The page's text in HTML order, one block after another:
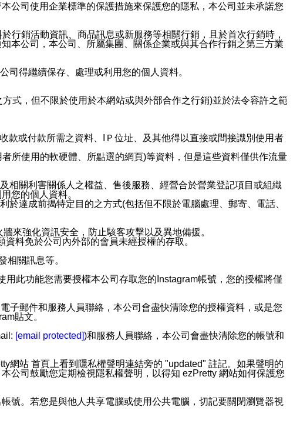
公司使用企業標準的保護措施來保護您的隱私，本公司並未承諾您
行銷活動資訊、商品訊息或新服務等相關行銷，且於首次行銷時，
本公司，本公司、所屬集團、關係企業或與其合作行銷之第三方業
司得繼續保存、處理或利用您的個人資料。
式，但不限於使用於本網站或與外部合作之行銷)並於法令容許之範
款或付款所需之資料、IＰ位址、及其他得以直接或間接識別使用者
所使用的軟硬體、所點選的網頁)等資料，但是這些資料僅供作流量
相關利害關係人之權益、售後服務、經營合於營業登記項目或組織
您的個人資料。
達成前揭特定目的之方式(包括但不限於電腦處理、郵寄、電話、
來強化資訊安全，防止駭客攻擊以及異地備援。
料免於公司內外部的會員未經授權的存取。
相關訊息等。
此功能您需要授權本公司存取您的Instagram帳號，您的授權將僅
子郵件和服務人員聯絡，本公司會盡快清除您的授權資料，或是您
貼文。
[email protected])和服務人員聯絡，本公司會盡快清除您的帳號和
網站 首頁上看到隱私權聲明連結旁的 "updated" 註記。如果聲明的
公司鼓勵您定期檢視隱私權聲明，以得知 ezPretty 網站如何保護您
號。若您是與他人共享電腦或使用公共電腦，切記要關閉瀏覽器視